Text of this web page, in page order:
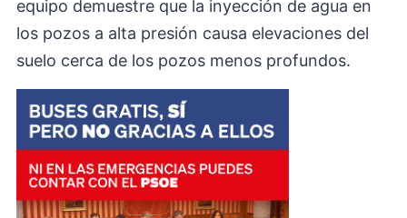
equipo demuestre que la inyección de agua en
los pozos a alta presión causa elevaciones del
suelo cerca de los pozos menos profundos.